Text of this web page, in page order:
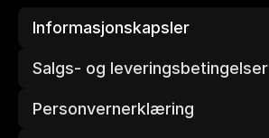
Informasjonskapsler
Salgs- og leveringsbetingelser
Personvernerklæring